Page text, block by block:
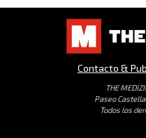
Contacto &
THE
Paseo
Todos los